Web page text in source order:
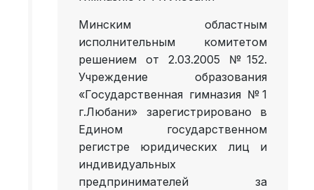
Минским областным
исполнительным комитетом
решением от 2.03.2005 №152.
Учреждение образования
«Государственная гимназия №1
г.Любани» зарегистрировано в
Едином государственном
регистре юридических лиц и
индивидуальных
предпринимателей за